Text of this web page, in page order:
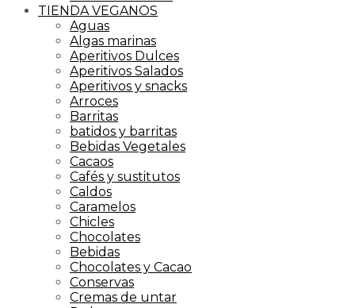
TIENDA VEGANOS
Aguas
Algas marinas
Aperitivos Dulces
Aperitivos Salados
Aperitivos y snacks
Arroces
Barritas
batidos y barritas
Bebidas Vegetales
Cacaos
Cafés y sustitutos
Caldos
Caramelos
Chicles
Chocolates
Bebidas
Chocolates y Cacao
Conservas
Cremas de untar